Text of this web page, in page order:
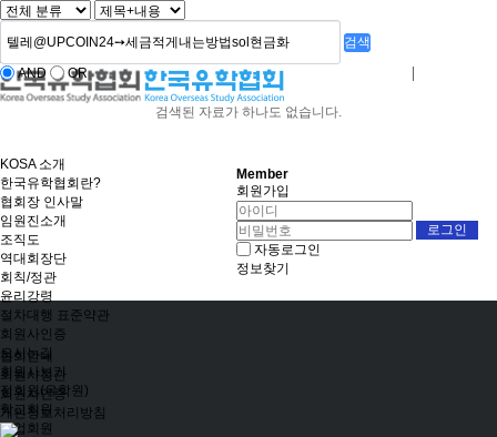
KOSA 소개
한국유학협회란?
협회장 인사말
임원진소개
조직도
역대회장단
회칙/정관
윤리강령
절차대행 표준약관
회원사인증
오시는길
회원사보기
정회원(유학원)
학교회원
기업회원
검색
AND OR
검색된 자료가 하나도 없습니다.
Member
회원가입
자동로그인
정보찾기
협회안내
회원사정관
회원사인증
개인정보처리방침